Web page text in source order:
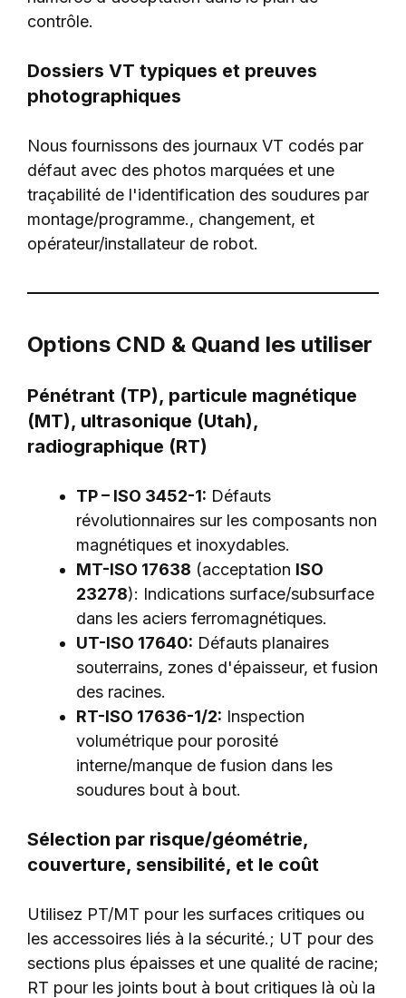
contrôle.
Dossiers VT typiques et preuves
photographiques
Nous fournissons des journaux VT codés par
défaut avec des photos marquées et une
traçabilité de l'identification des soudures par
montage/programme., changement, et
opérateur/installateur de robot.
Options CND & Quand les utiliser
Pénétrant (TP), particule magnétique
(MT), ultrasonique (Utah),
radiographique (RT)
TP – ISO 3452-1: Défauts
révolutionnaires sur les composants non
magnétiques et inoxydables.
MT-ISO 17638 (acceptation ISO
23278): Indications surface/subsurface
dans les aciers ferromagnétiques.
UT-ISO 17640: Défauts planaires
souterrains, zones d'épaisseur, et fusion
des racines.
RT-ISO 17636-1/2: Inspection
volumétrique pour porosité
interne/manque de fusion dans les
soudures bout à bout.
Sélection par risque/géométrie,
couverture, sensibilité, et le coût
Utilisez PT/MT pour les surfaces critiques ou
les accessoires liés à la sécurité.; UT pour des
sections plus épaisses et une qualité de racine;
RT pour les joints bout à bout critiques là où la